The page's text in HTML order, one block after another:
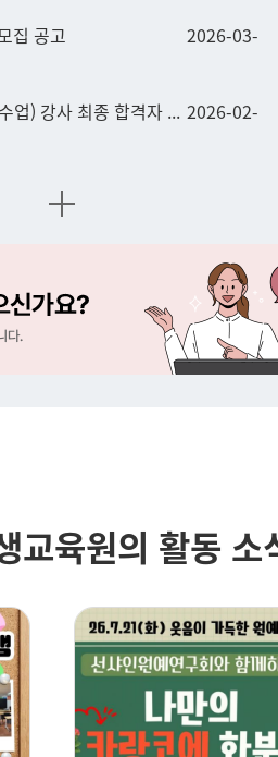
집 공고
2026-03-
업) 강사 최종 합격자 ... 2026-02-
교육원의 활동